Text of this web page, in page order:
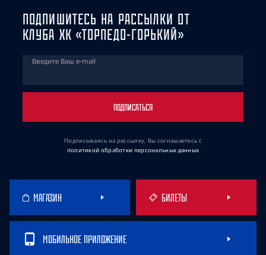
ПОДПИШИТЕСЬ НА РАССЫЛКИ ОТ
КЛУБА ХК «ТОРПЕДО-ГОРЬКИЙ»
Введите Ваш e-mail
ПОДПИСАТЬСЯ
Подписываясь на рассылку, Вы соглашаетесь с
политикой обработки персональных данных
МАГАЗИН БИЛЕТЫ
МОБИЛЬНОЕ ПРИЛОЖЕНИЕ